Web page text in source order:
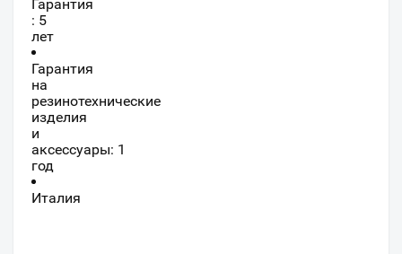
Гарантия
: 5
лет
Гарантия
на
резинотехнические
изделия
и
аксессуары: 1
год
Италия